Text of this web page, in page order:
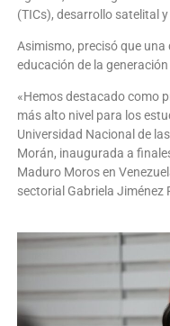
(TICs), desarrollo satelital
Asimismo, precisó que
educación de la
«Hemos destacado como
más alto nivel para los
Universidad Nacional de
Morán, inaugurada a
Maduro Moros en
sectorial Gabriela Jiménez